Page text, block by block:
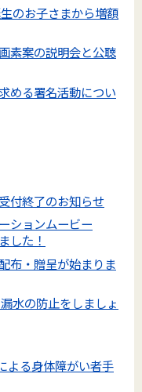
のお子さまから増額
素案の説明会と公聴
める署名活動につい
付終了のお知らせ
ションムービー
した！
布・贈呈が始まりま
水の防止をしましょ
よる身体障がい者手